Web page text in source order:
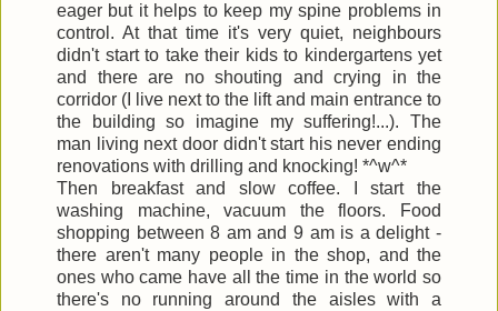
eager but it helps to keep my spine problems in
control. At that time it's very quiet, neighbours
didn't start to take their kids to kindergartens yet
and there are no shouting and crying in the
corridor (I live next to the lift and main entrance to
the building so imagine my suffering!...). The
man living next door didn't start his never ending
renovations with drilling and knocking! *^w^*
Then breakfast and slow coffee. I start the
washing machine, vacuum the floors. Food
shopping between 8 am and 9 am is a delight -
there aren't many people in the shop, and the
ones who came have all the time in the world so
there's no running around the aisles with a